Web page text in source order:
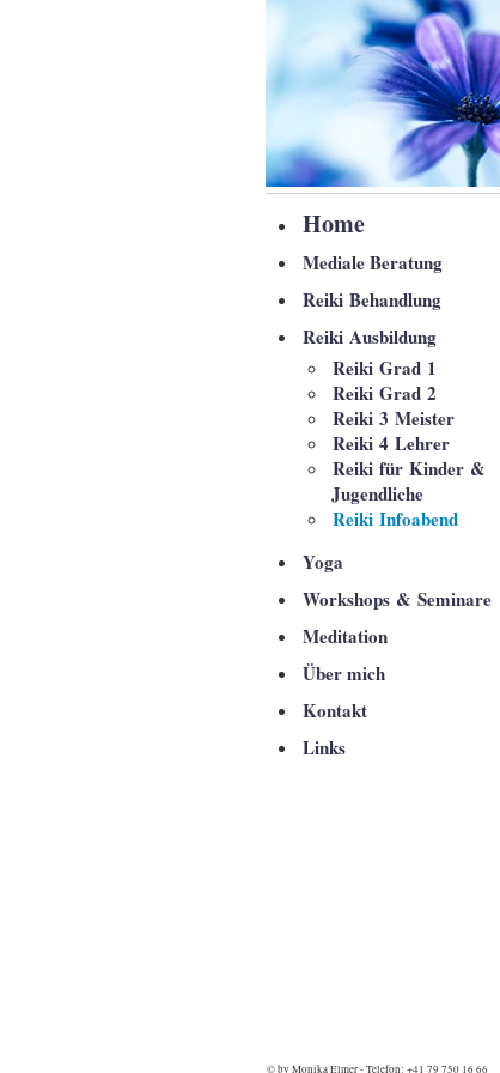
Home
Mediale Beratung
Reiki Behandlung
Reiki Ausbildung
Reiki Grad 1
Reiki Grad 2
Reiki 3 Meister
Reiki 4 Lehrer
Reiki für Kinder &
Jugendliche
Reiki Infoabend
Yoga
Workshops & Seminare
Meditation
Über mich
Kontakt
Links
© by Monika Elmer - Telefon: +41 79 750 16 66